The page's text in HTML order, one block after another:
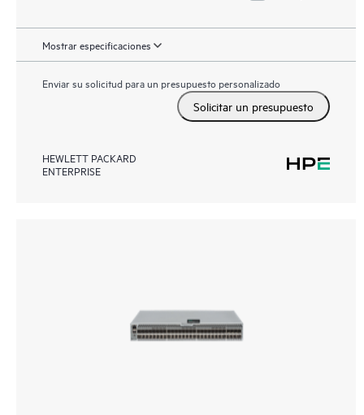
Mostrar especificaciones
Enviar su solicitud para un presupuesto personalizado
Solicitar un presupuesto
HEWLETT PACKARD
ENTERPRISE